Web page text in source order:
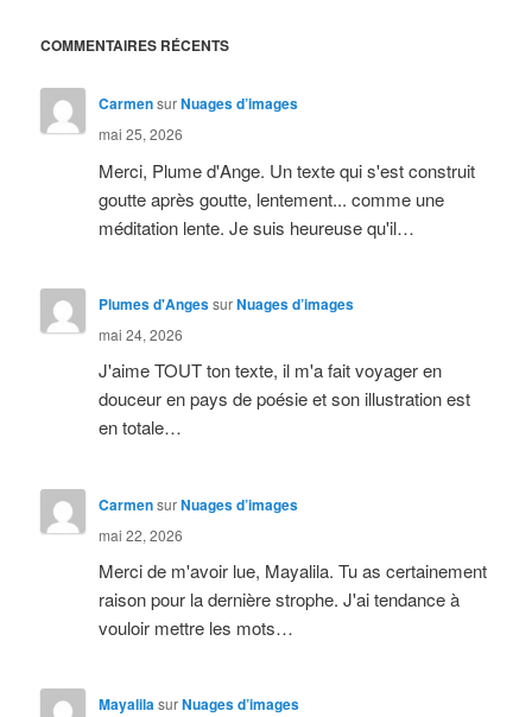
COMMENTAIRES RÉCENTS
CarmensurNuages d’images
mai 25, 2026
Merci, Plume d'Ange. Un texte qui s'est construit
goutte après goutte, lentement... comme une
méditation lente. Je suis heureuse qu'il…
Plumes d'AngessurNuages d’images
mai 24, 2026
J'aime TOUT ton texte, il m'a fait voyager en
douceur en pays de poésie et son illustration est
en totale…
CarmensurNuages d’images
mai 22, 2026
Merci de m'avoir lue, Mayalila. Tu as certainement
raison pour la dernière strophe. J'ai tendance à
vouloir mettre les mots…
MayalilasurNuages d’images